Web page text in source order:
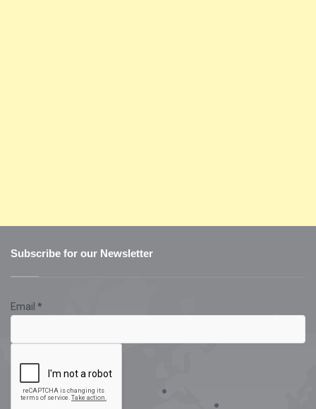
Subscribe for our Newsletter
Email *